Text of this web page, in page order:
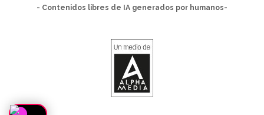
- Contenidos libres de IA generados por humanos-